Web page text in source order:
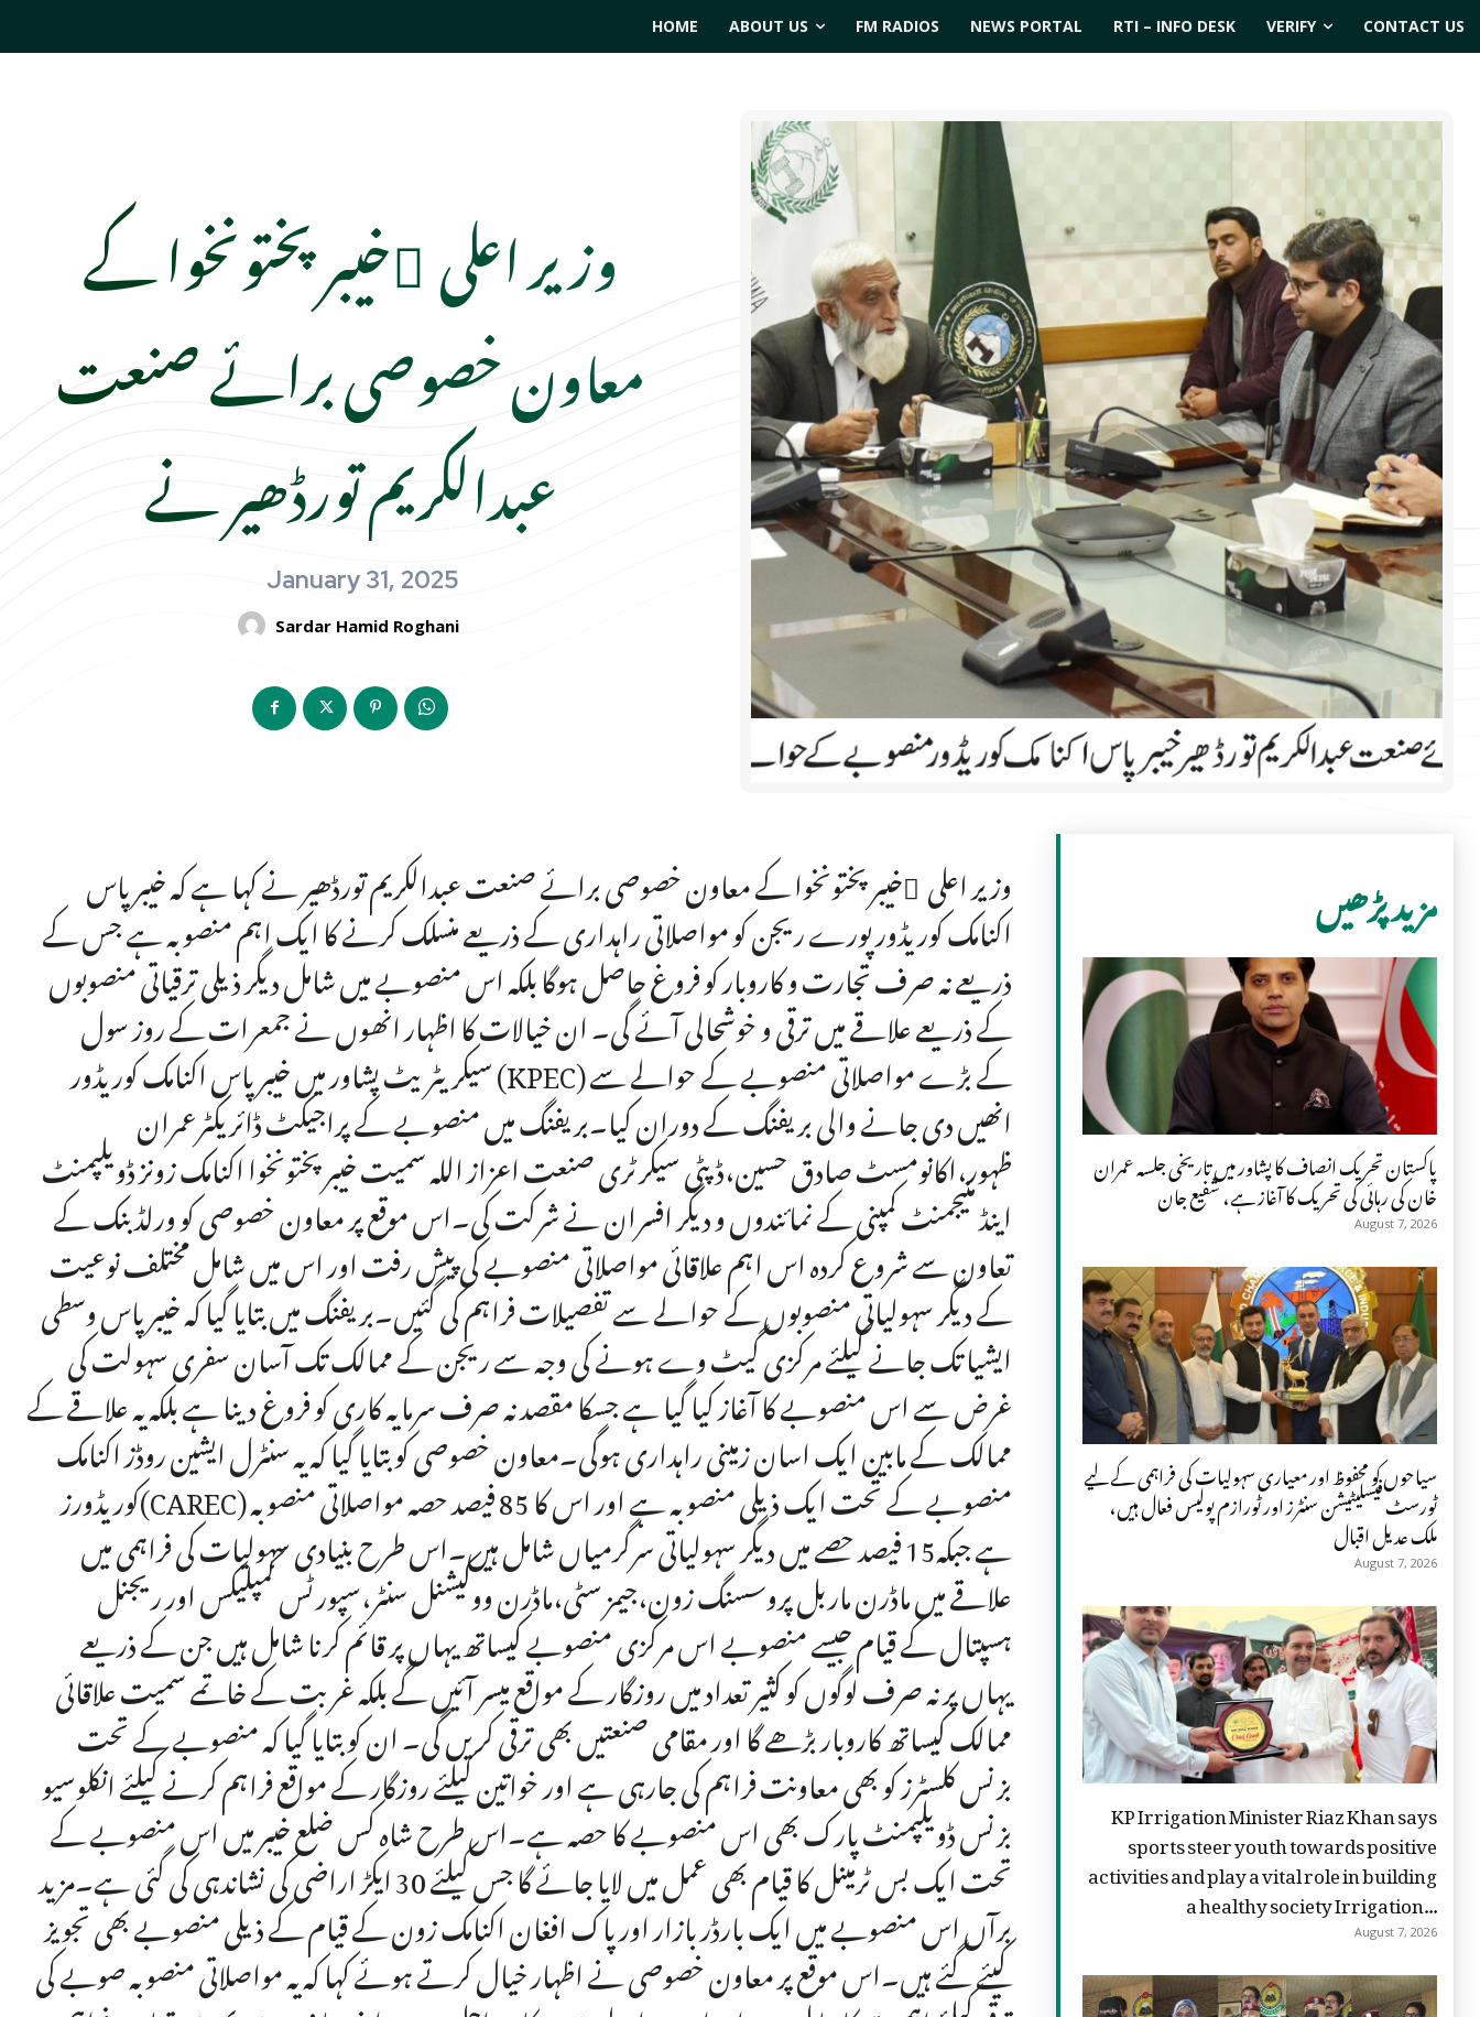
HOME ABOUT US FM RADIOS NEWS PORTAL RTI – INFO DESK VERIFY CONTACT US
وزیر اعلی ٰخیبر پختونخوا کے
معاون خصوصی برائے صنعت
عبدالکریم تورڈھیر نے
January 31, 2025
Sardar Hamid Roghani
وزیر اعلی ٰخیبر پختونخوا کے معاون خصوصی برائے صنعت عبدالکریم تورڈھیر نے کہا ہے کہ خیبر پاس
اکنامک کوریڈور پورے ریجن کو مواصلاتی راہداری کے ذریعے منسلک کرنے کا ایک اہم منصوبہ ہے جس کے
ذریعے نہ صرف تجارت و کاروبار کو فروغ حاصل ہوگا بلکہ اس منصوبے میں شامل دیگر ذیلی ترقیاتی منصوبوں
کے ذریعے علاقے میں ترقی و خوشحالی آئے گی۔ ان خیالات کا اظہار انھوں نے جمعرات کے روز سول
سیکریٹریٹ پشاور میں خیبر پاس اکنامک کوریڈور (KPEC) کے بڑے مواصلاتی منصوبے کے حوالے سے
انھیں دی جانے والی بریفنگ کے دوران کیا۔بریفنگ میں منصوبے کے پراجیکٹ ڈائریکٹرعمران
ظہور،اکانومسٹ صادق حسین،ڈپٹی سیکرٹری صنعت اعزاز اللہ سمیت خیبر پختونخوا اکنامک زونز ڈویلپمنٹ
اینڈ منیجمنٹ کمپنی کے نمائندوں و دیگر افسران نے شرکت کی۔اس موقع پر معاون خصوصی کو ورلڈ بنک کے
تعاون سے شروع کردہ اس اہم علاقائی مواصلاتی منصوبے کی پیش رفت اور اس میں شامل مختلف نوعیت
کے دیگر سہولیاتی منصوبوں کے حوالے سے تفصیلات فراہم کی گئیں۔بریفنگ میں بتایا گیا کہ خیبر پاس وسطی
ایشیا تک جانے کیلئے مرکزی گیٹ وے ہونے کی وجہ سے ریجن کے ممالک تک آسان سفری سہولت کی
غرض سے اس منصوبے کا آغاز کیا گیا ہے جسکا مقصد نہ صرف سرمایہ کاری کو فروغ دینا ہے بلکہ یہ علاقے کے
ممالک کے مابین ایک اسان زمینی راہداری ہوگی۔معاون خصوصی کو بتایا گیا کہ یہ سنٹرل ایشین روڈز اکنامک
کوریڈورز(CAREC) منصوبے کے تحت ایک ذیلی منصوبہ ہے اور اس کا 85 فیصد حصہ مواصلاتی منصوبہ
ہے جبکہ15 فیصد حصے میں دیگر سہولیاتی سرگرمیاں شامل ہیں۔اس طرح بنیادی سہولیات کی فراہمی میں
علاقے میں ماڈرن ماربل پروسسنگ زون،جیمز سٹی،ماڈرن ووکیشنل سنٹر،سپورٹس کمپلیکس اور ریجنل
ہسپتال کے قیام جیسے منصوبے اس مرکزی منصوبے کیساتھ یہاں پر قائم کرنا شامل ہیں جن کے ذریعے
یہاں پر نہ صرف لوگوں کو کثیر تعداد میں روزگار کے مواقع میسر آئیں گے بلکہ غربت کے خاتمے سمیت علاقائی
ممالک کیساتھ کاروبار بڑھے گا اور مقامی صنعتیں بھی ترقی کریں گی۔ ان کو بتایا گیا کہ منصوبے کے تحت
بزنس کلسٹرز کو بھی معاونت فراہم کی جارہی ہے اور خواتین کیلئے روزگار کے مواقع فراہم کرنے کیلئے انکلوسیو
بزنس ڈویلپمنٹ پارک بھی اس منصوبے کا حصہ ہے۔اس طرح شاہ کس ضلع خیبر میں اس منصوبے کے
تحت ایک بس ٹرمینل کا قیام بھی عمل میں لایا جائے گا جس کیلئے 30 ایکڑ اراضی کی نشاندہی کی گئی ہے۔مزید
برآں اس منصوبے میں ایک بارڈر بازار اور پاک افغان اکنامک زون کے قیام کے ذیلی منصوبے بھی تجویز
کیئے گئے ہیں۔اس موقع پر معاون خصوصی نے اظہار خیال کرتے ہوئے کہا کہ یہ مواصلاتی منصوبہ صوبے کی
مزید پڑھیں
پاکستان تحریک انصاف کا پشاور میں تاریخی جلسہ عمران
خان کی رہائی کی تحریک کا آغاز ہے، شفیع جان
August 7, 2026
سیاحوں کو محفوظ اور معیاری سہولیات کی فراہمی کے لیے
ٹورسٹ فیسلیٹیشن سنٹرز اور ٹورازم پولیس فعال ہیں،
ملک عدیل اقبال
August 7, 2026
KP Irrigation Minister Riaz Khan says
sports steer youth towards positive
activities and play a vital role in building
a healthy society Irrigation...
August 7, 2026